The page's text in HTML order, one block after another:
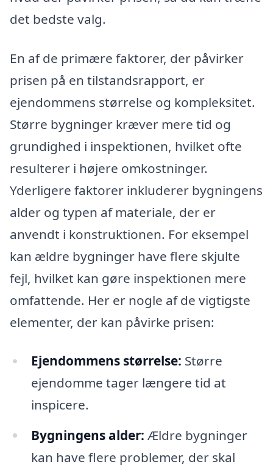
det bedste valg.
En af de primære faktorer, der påvirker
prisen på en tilstandsrapport, er
ejendommens størrelse og kompleksitet.
Større bygninger kræver mere tid og
grundighed i inspektionen, hvilket ofte
resulterer i højere omkostninger.
Yderligere faktorer inkluderer bygningens
alder og typen af materiale, der er
anvendt i konstruktionen. For eksempel
kan ældre bygninger have flere skjulte
fejl, hvilket kan gøre inspektionen mere
omfattende. Her er nogle af de vigtigste
elementer, der kan påvirke prisen:
Ejendommens størrelse: Større
ejendomme tager længere tid at
inspicere.
Bygningens alder: Ældre bygninger
kan have flere problemer, der skal